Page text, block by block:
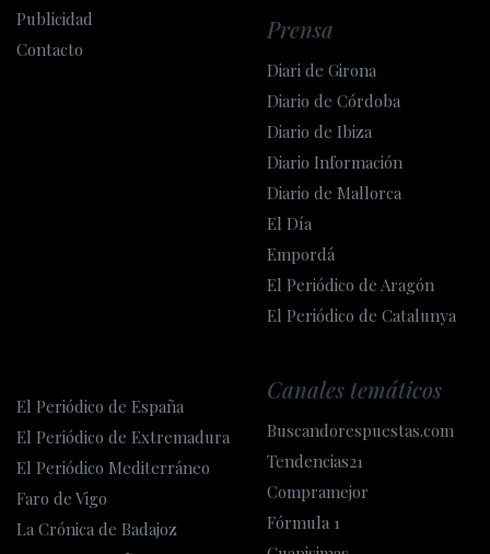
Publicidad
Contacto
Prensa
Diari de Girona
Diario de Córdoba
Diario de Ibiza
Diario Información
Diario de Mallorca
El Día
Empordá
El Periódico de Aragón
El Periódico de Catalunya
El Periódico de España
El Periódico de Extremadura
El Periódico Mediterráneo
Faro de Vigo
La Crónica de Badajoz
Canales temáticos
Buscandorespuestas.com
Tendencias21
Compramejor
Fórmula 1